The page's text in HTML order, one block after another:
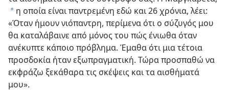
a η οποία είναι παντρεμένη εδώ και 26 χρόνια, λέει:
«Όταν ήμουν νιόπαντρη, περίμενα ότι ο σύζυγός μου
θα καταλάβαινε από μόνος του πώς ένιωθα όταν
ανέκυπτε κάποιο πρόβλημα. Έμαθα ότι μια τέτοια
προσδοκία ήταν εξωπραγματική. Τώρα προσπαθώ να
εκφράζω ξεκάθαρα τις σκέψεις και τα αισθήματά
μου».